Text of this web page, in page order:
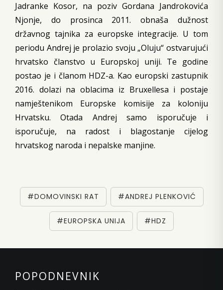
Jadranke Kosor, na poziv Gordana Jandrokovića
Njonje, do prosinca 2011. obnaša dužnost
državnog tajnika za europske integracije. U tom
periodu Andrej je prolazio svoju „Oluju“ ostvarujući
hrvatsko članstvo u Europskoj uniji. Te godine
postao je i članom HDZ-a. Kao europski zastupnik
2016. dolazi na oblacima iz Bruxellesa i postaje
namještenikom Europske komisije za koloniju
Hrvatsku. Otada Andrej samo isporučuje i
isporučuje, na radost i blagostanje cijelog
hrvatskog naroda i nepalske manjine.
#DOMOVINSKI RAT #ANDREJ PLENKOVIĆ
#EUROPSKA UNIJA #HDZ
POPODNEVNIK